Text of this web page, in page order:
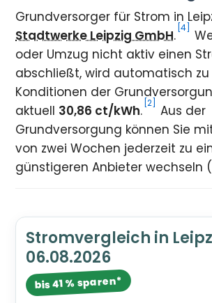
Grundversorger für Strom in
Stadtwerke Leipzig GmbH. [4]
oder Umzug nicht aktiv einen
abschließt, wird automatisch
Konditionen der
aktuell 30,86 ct/kWh. [2]
Aus der
Grundversorgung können Sie
von zwei Wochen jederzeit zu
günstigeren Anbieter wechseln
Stromvergleich in
06.08.2026
bis 41 % sparen*